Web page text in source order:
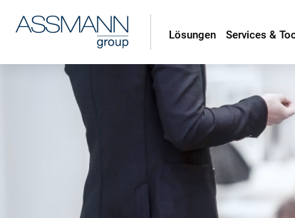
Lösungen Services &